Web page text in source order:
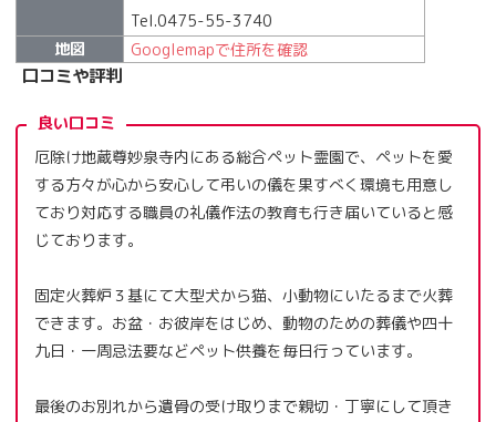
Tel.0475-55-3740
地図
Googlemapで住所を確認
口コミや評判
良い口コミ
厄除け地蔵尊妙泉寺内にある総合ペット霊園で、ペットを愛
する方々が心から安心して弔いの儀を果すべく環境も用意し
ており対応する職員の礼儀作法の教育も行き届いていると感
じております。
固定火葬炉３基にて大型犬から猫、小動物にいたるまで火葬
できます。お盆・お彼岸をはじめ、動物のための葬儀や四十
九日・一周忌法要などペット供養を毎日行っています。
最後のお別れから遺骨の受け取りまで親切・丁寧にして頂き